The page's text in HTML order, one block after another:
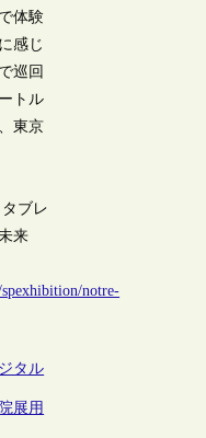
体験
感じ
巡回
トル
東京
ブレ
来
notre-
タル
展用